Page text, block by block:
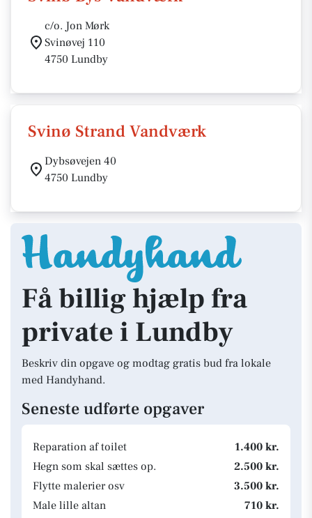
c/o. Jon Mørk
Svinøvej 110
4750 Lundby
Svinø Strand Vandværk
Dybsøvejen 40
4750 Lundby
Få billig hjælp fra
private i Lundby
Beskriv din opgave og modtag gratis bud fra lokale
med Handyhand.
Seneste udførte opgaver
Reparation af toilet
1.400 kr.
Hegn som skal sættes op.
2.500 kr.
Flytte malerier osv
3.500 kr.
Male lille altan
710 kr.